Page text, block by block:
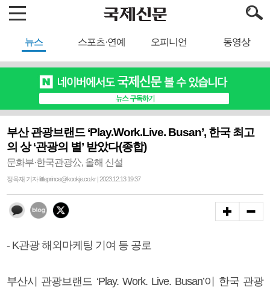
뉴스 스포츠·연예 오피니언 동영상
부산 관광브랜드 ‘Play.Work.Live. Busan’, 한국 최고
의 상 ‘관광의 별’ 받았다(종합)
문화부·한국관광公, 올해 신설
정옥재 기자 littleprince@kookje.co.kr | 2023.12.13 19:37
- K관광 해외마케팅 기여 등 공로
부산시 관광브랜드 ‘Play. Work. Live. Busan’이 한국 관광